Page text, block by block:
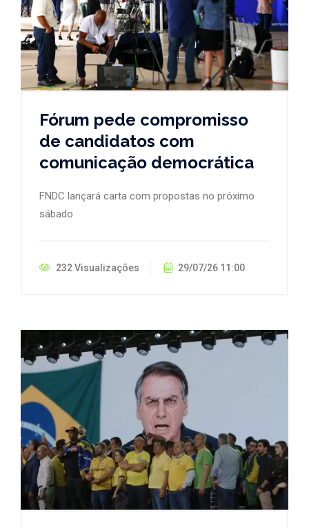
Fórum pede compromisso
de candidatos com
comunicação democrática
FNDC lançará carta com propostas no próximo
sábado
232 Visualizações 29/07/26 11:00